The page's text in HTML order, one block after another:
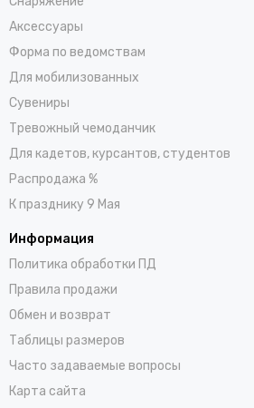
Аксессуары
Форма по ведомствам
Для мобилизованных
Сувениры
Тревожный чемоданчик
Для кадетов, курсантов, студентов
Распродажа %
К празднику 9 Мая
Информация
Политика обработки ПД
Правила продажи
Обмен и возврат
Таблицы размеров
Часто задаваемые вопросы
Карта сайта